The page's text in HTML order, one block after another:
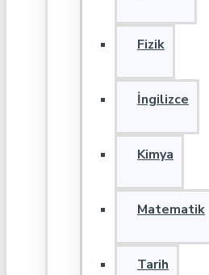
Fizik
İngilizce
Kimya
Matematik
Tarih